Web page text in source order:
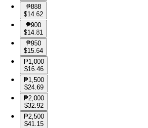
₱888
$14.62
₱900
$14.81
₱950
$15.64
₱1,000
$16.46
₱1,500
$24.69
₱2,000
$32.92
₱2,500
$41.15